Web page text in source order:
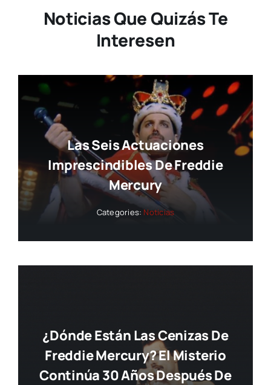
Noticias Que Quizás Te
Interesen
Las Seis Actuaciones
Imprescindibles De Freddie
Mercury
Categories: Noticias
¿Dónde Están Las Cenizas De
Freddie Mercury? El Misterio
Continúa 30 Años Después De